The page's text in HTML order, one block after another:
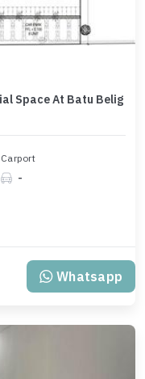
Space At Batu Belig
Carport
-
Whatsapp